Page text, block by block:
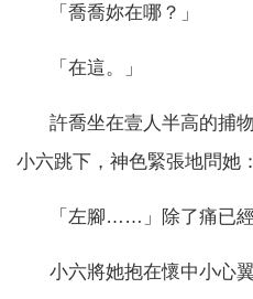
「喬喬妳在哪？」
「在這。」
許喬坐在壹人半高的捕物
小六跳下，神色緊張地問她
「左腳……」除了痛已經
小六將她抱在懷中小心翼